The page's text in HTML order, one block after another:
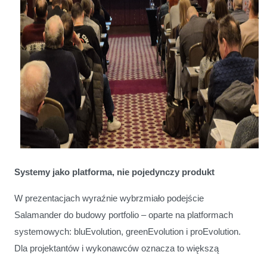
Systemy jako platforma, nie pojedynczy produkt
W prezentacjach wyraźnie wybrzmiało podejście
Salamander do budowy portfolio – oparte na platformach
systemowych: bluEvolution, greenEvolution i proEvolution.
Dla projektantów i wykonawców oznacza to większą